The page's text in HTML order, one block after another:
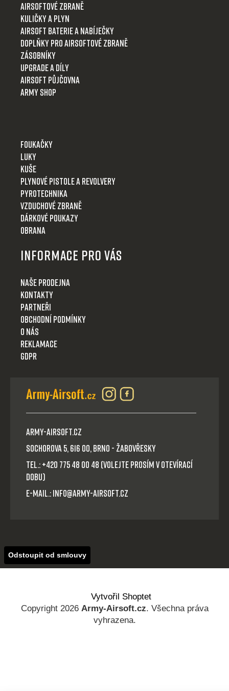
Airsoftové zbraně
Kuličky a plyn
Airsoft baterie a nabíječky
Doplňky pro airsoftové zbraně
Zásobníky
Upgrade a díly
Airsoft půjčovna
Army shop
Foukačky
Luky
Kuše
Plynové pistole a revolvery
Pyrotechnika
Vzduchové zbraně
Dárkové poukazy
Obrana
Informace pro Vás
Naše prodejna
Kontakty
Partneři
Obchodní podmínky
O nás
Reklamace
GDPR
Army-Airsoft.cz
Sochorova 5, 616 00, Brno - Žabovřesky
Tel.: +420 775 48 00 48 (volejte prosím v otevírací
dobu)
E-mail.: info@army-airsoft.cz
Odstoupit od smlouvy
Vytvořil Shoptet
Copyright 2026 Army-Airsoft.cz. Všechna práva
vyhrazena.